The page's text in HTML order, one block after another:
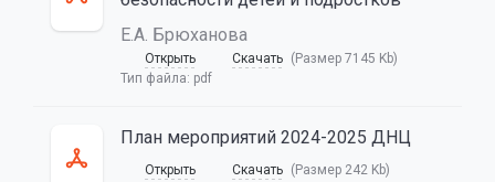
Е.А. Брюханова
Открыть Скачать (Размер 7145 Kb)
Тип файла: pdf
План мероприятий 2024-2025 ДНЦ
Открыть Скачать (Размер 242 Kb)